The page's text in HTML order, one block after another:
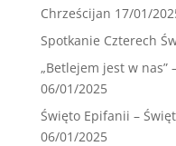
Chrześcijan 17/01/
Spotkanie Czterech
„Betlejem jest w
06/01/2025
Święto Epifanii –
06/01/2025